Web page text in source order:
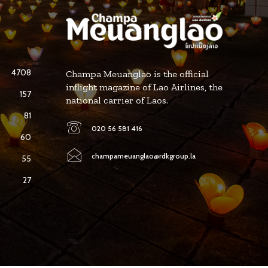
4708
157
81
60
55
27
Champa Meuanglao is the official
inflight magazine of Lao Airlines, the
national carrier of Laos.
020 56 581 416
champameuanglao@rdkgroup.la